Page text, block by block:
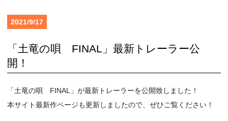
2021/9/17
「土竜の唄 FINAL」最新トレーラー公
開！
「土竜の唄 FINAL」が最新トレーラーを公開致しました！
本サイト最新作ページも更新しましたので、ぜひご覧ください！